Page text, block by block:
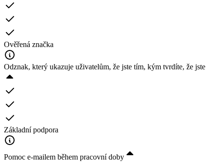
Ověřená značka
Odznak, který ukazuje uživatelům, že jste tím, kým tvrdíte, že jste
Základní podpora
Pomoc e-mailem během pracovní doby